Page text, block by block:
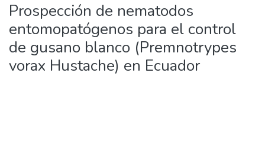
Prospección de nematodos
entomopatógenos para el control
de gusano blanco (Premnotrypes
vorax Hustache) en Ecuador